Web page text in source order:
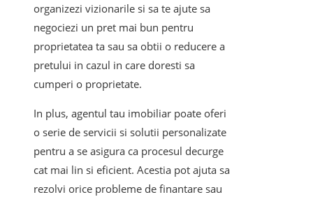
organizezi vizionarile si sa te ajute sa
negociezi un pret mai bun pentru
proprietatea ta sau sa obtii o reducere a
pretului in cazul in care doresti sa
cumperi o proprietate.
In plus, agentul tau imobiliar poate oferi
o serie de servicii si solutii personalizate
pentru a se asigura ca procesul decurge
cat mai lin si eficient. Acestia pot ajuta sa
rezolvi orice probleme de finantare sau